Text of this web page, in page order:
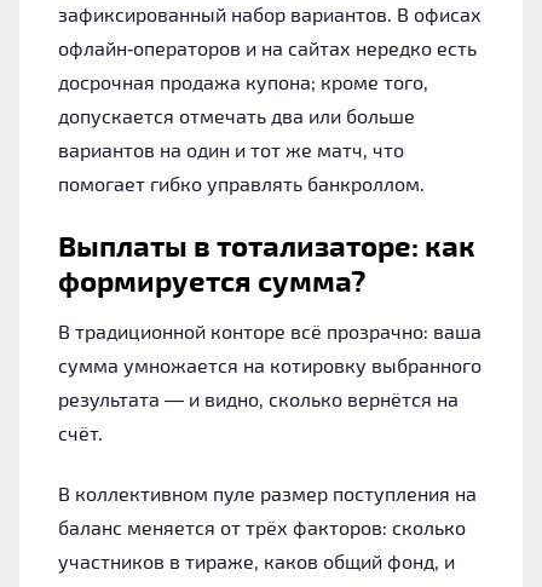
зафиксированный набор вариантов. В офисах
офлайн‑операторов и на сайтах нередко есть
досрочная продажа купона; кроме того,
допускается отмечать два или больше
вариантов на один и тот же матч, что
помогает гибко управлять банкроллом.
Выплаты в тотализаторе: как
формируется сумма?
В традиционной конторе всё прозрачно: ваша
сумма умножается на котировку выбранного
результата — и видно, сколько вернётся на
счёт.
В коллективном пуле размер поступления на
баланс меняется от трёх факторов: сколько
участников в тираже, каков общий фонд, и